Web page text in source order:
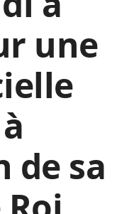
une
de sa